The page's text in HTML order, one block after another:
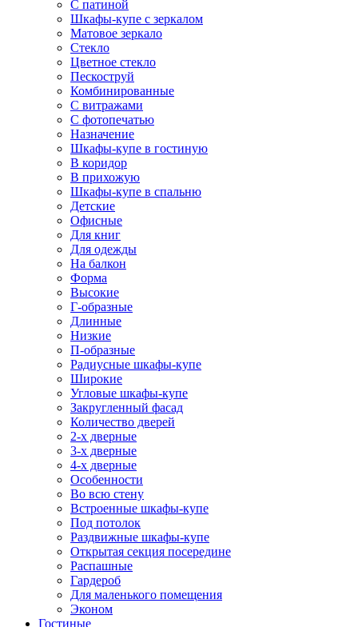
С патиной
Шкафы-купе с зеркалом
Матовое зеркало
Стекло
Цветное стекло
Пескоструй
Комбинированные
С витражами
С фотопечатью
Назначение
Шкафы-купе в гостиную
В коридор
В прихожую
Шкафы-купе в спальню
Детские
Офисные
Для книг
Для одежды
На балкон
Форма
Высокие
Г-образные
Длинные
Низкие
П-образные
Радиусные шкафы-купе
Широкие
Угловые шкафы-купе
Закругленный фасад
Количество дверей
2-х дверные
3-х дверные
4-х дверные
Особенности
Во всю стену
Встроенные шкафы-купе
Под потолок
Раздвижные шкафы-купе
Открытая секция посередине
Распашные
Гардероб
Для маленького помещения
Эконом
Гостиные